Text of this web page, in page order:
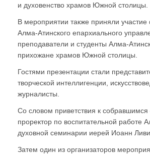
и духовенство храмов Южной столицы.
В мероприятии также приняли участие
Алма-Атинского епархиального
преподаватели и студенты Алма-
прихожане храмов Южной столицы.
Гостями презентации стали
творческой интеллигенции,
журналисты.
Со словом приветствия к собравшимся
проректор по воспитательной работе
духовной семинарии иерей Иоанн
Затем один из организаторов